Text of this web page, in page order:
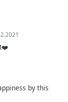
by this